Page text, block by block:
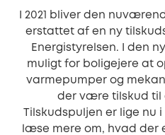
I 2021 bliver den
erstattet af en ny
Energistyrelsen. I den
muligt for boligejere at
varmepumper og
der være tilskud til
Tilskudspuljen er lige nu
læse mere om, hvad